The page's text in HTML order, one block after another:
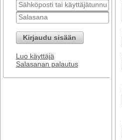
Kirjaudu sisään
Luo käyttäjä
Salasanan palautus